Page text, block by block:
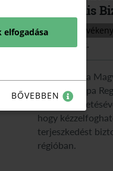
Regionális
Külpiaci
2026. július 22.
Megalakult a
Közép-Európa
Gergely
hogy
terjeszkedést
régióban.
elfogadása
BŐVEBBEN